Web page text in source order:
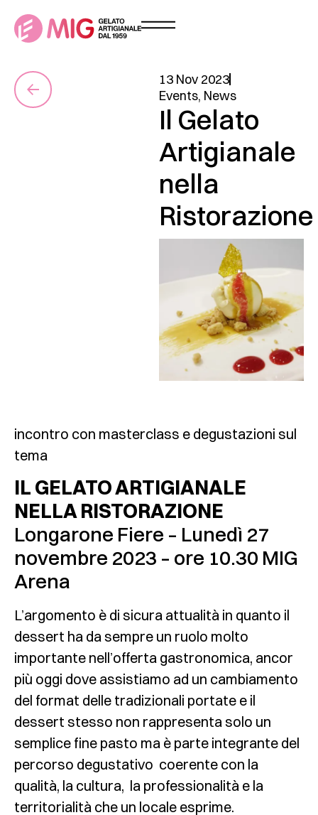
13 Nov 2023
Events, News
Il Gelato
Artigianale
nella
Ristorazione
incontro con masterclass e degustazioni sul
tema
IL GELATO ARTIGIANALE
NELLA RISTORAZIONE
Longarone Fiere – Lunedì 27
novembre 2023 – ore 10.30 MIG
Arena
L’argomento è di sicura attualità in quanto il
dessert ha da sempre un ruolo molto
importante nell’offerta gastronomica, ancor
più oggi dove assistiamo ad un cambiamento
del format delle tradizionali portate e il
dessert stesso non rappresenta solo un
semplice fine pasto ma è parte integrante del
percorso degustativo coerente con la
qualità, la cultura, la professionalità e la
territorialità che un locale esprime.